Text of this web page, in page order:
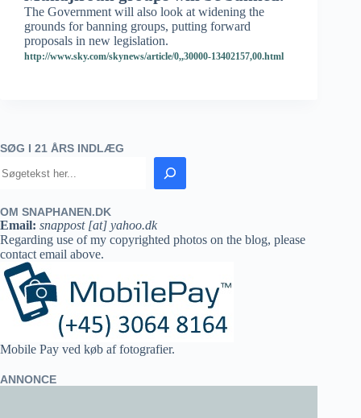
The Government will also look at widening the
grounds for banning groups, putting forward
proposals in new legislation.
http://www.sky.com/skynews/article/0,,30000-13402157,00.html
SØG I 21 ÅRS INDLÆG
OM SNAPHANEN.DK
Email: snappost [at] yahoo.dk
Regarding use of my copyrighted photos on the blog, please
contact email above.
Mobile Pay ved køb af fotografier.
ANNONCE